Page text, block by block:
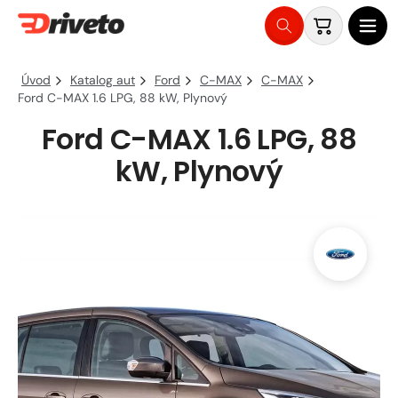
na
obsah
Košík
Úvod Katalog aut Ford C-MAX
C-MAX
Ford C-MAX 1.6 LPG, 88 kW, Plynový
Ford C-MAX 1.6 LPG, 88
kW, Plynový